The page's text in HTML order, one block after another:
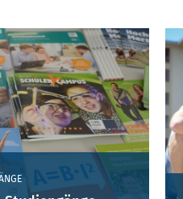
UND SERVICE